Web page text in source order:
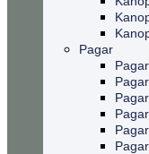
Pagar